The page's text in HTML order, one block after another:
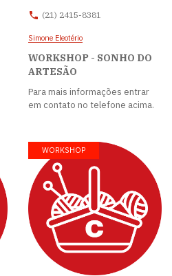
(21) 2415-8381
Simone Eleotério
WORKSHOP - SONHO DO
ARTESÃO
Para mais informações entrar
em contato no telefone acima.
WORKSHOP